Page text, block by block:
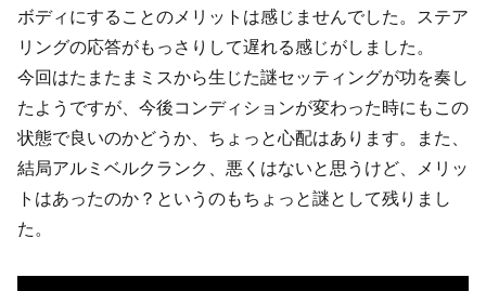
ボディにすることのメリットは感じませんでした。ステア
リングの応答がもっさりして遅れる感じがしました。
今回はたまたまミスから生じた謎セッティングが功を奏し
たようですが、今後コンディションが変わった時にもこの
状態で良いのかどうか、ちょっと心配はあります。また、
結局アルミベルクランク、悪くはないと思うけど、メリッ
トはあったのか？というのもちょっと謎として残りまし
た。